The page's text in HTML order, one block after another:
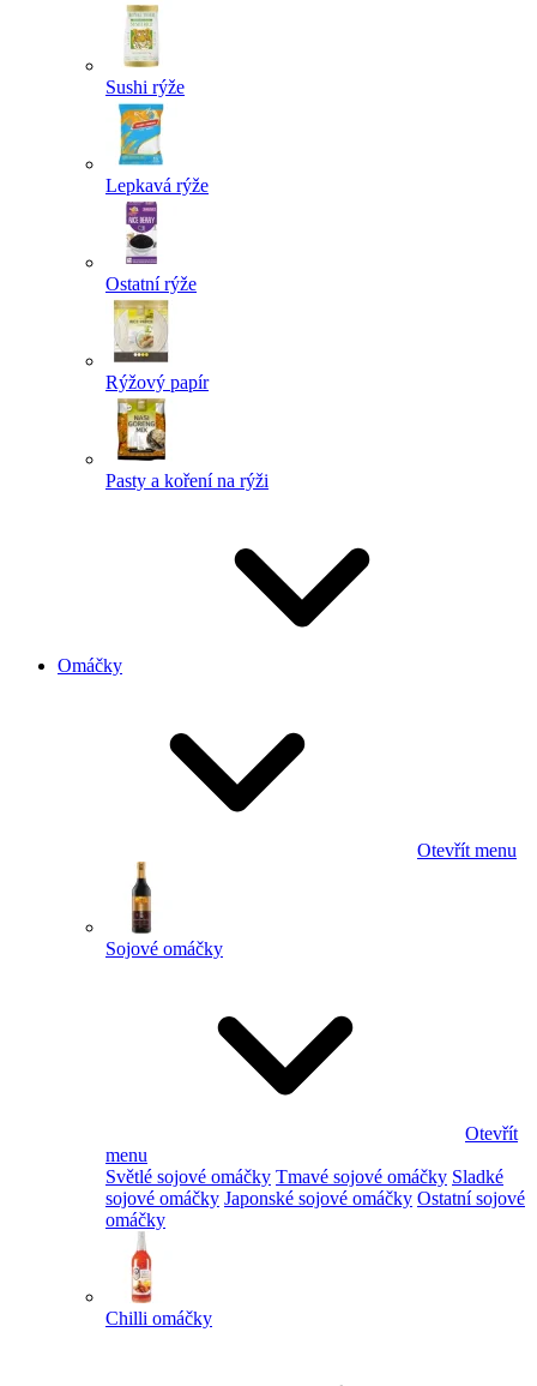
Sushi rýže
Lepkavá rýže
Ostatní rýže
Rýžový papír
Pasty a koření na rýži
Omáčky
Otevřít menu
Sojové omáčky
Otevřít
menu
Světlé sojové omáčky Tmavé sojové omáčky Sladké
sojové omáčky Japonské sojové omáčky Ostatní sojové
omáčky
Chilli omáčky